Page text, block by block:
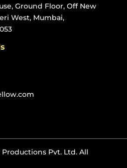
Ground Floor, Off New
West, Mumbai,
Productions Pvt. Ltd. All